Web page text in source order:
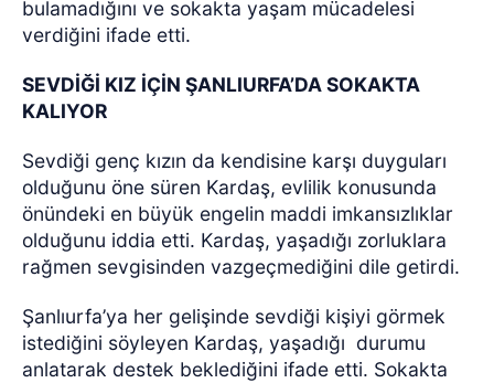
bulamadığını ve sokakta yaşam mücadelesi
verdiğini ifade etti.
SEVDİĞİ KIZ İÇİN ŞANLIURFA’DA SOKAKTA
KALIYOR
Sevdiği genç kızın da kendisine karşı duyguları
olduğunu öne süren Kardaş, evlilik konusunda
önündeki en büyük engelin maddi imkansızlıklar
olduğunu iddia etti. Kardaş, yaşadığı zorluklara
rağmen sevgisinden vazgeçmediğini dile getirdi.
Şanlıurfa’ya her gelişinde sevdiği kişiyi görmek
istediğini söyleyen Kardaş, yaşadığı durumu
anlatarak destek beklediğini ifade etti. Sokakta